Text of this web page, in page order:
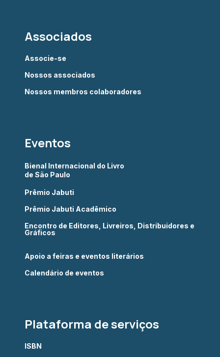
Associados
Associe-se
Nossos associados
Nossos membros colaboradores
Eventos
Bienal Internacional do Livro
de São Paulo
Prêmio Jabuti
Prêmio Jabuti Acadêmico
Encontro de Editores, Livreiros, Distribuidores e
Gráficos
Apoio a feiras e eventos literários
Calendário de eventos
Plataforma de serviços
ISBN